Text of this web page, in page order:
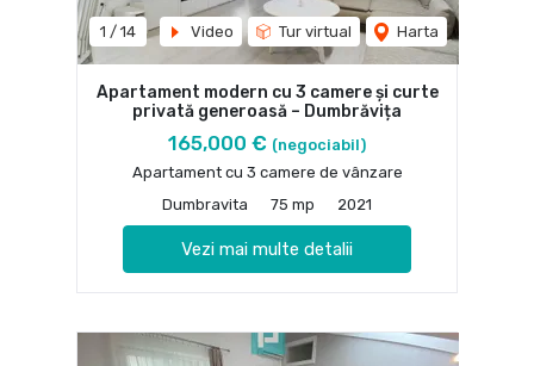
1 / 14 Video Tur virtual Harta
Apartament modern cu 3 camere și curte
privată generoasă – Dumbrăvița
165,000 € (negociabil)
Apartament cu 3 camere de vânzare
Dumbravita
75 mp 2021
Vezi mai multe detalii